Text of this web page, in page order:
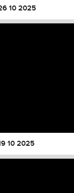
10 2025
10 2025